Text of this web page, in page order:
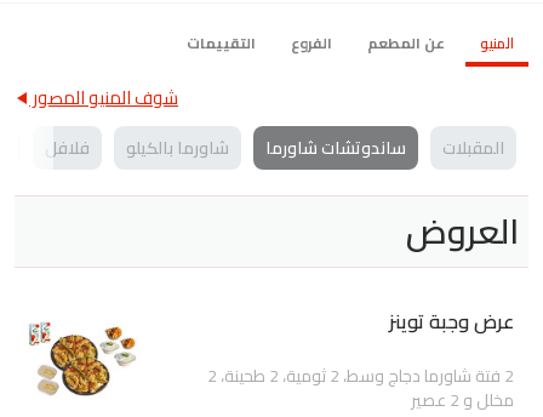
المنيو عن المطعم الفروع التقييمات
شوف المنيو المصور
المقبلات ساندوتشات شاورما شاورما بالكيلو فلافل
العروض
عرض وجبة توينز
2 فتة شاورما دجاج وسط، 2 ثومية، 2 طحينة، 2
مخلل و 2 عصير